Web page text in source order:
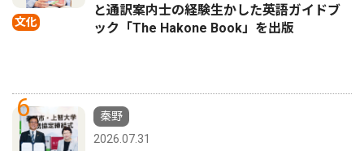
文化
と通訳案内士の経験生かした英語ガイドブ
ック「The Hakone Book」を出版
6
秦野
2026.07.31